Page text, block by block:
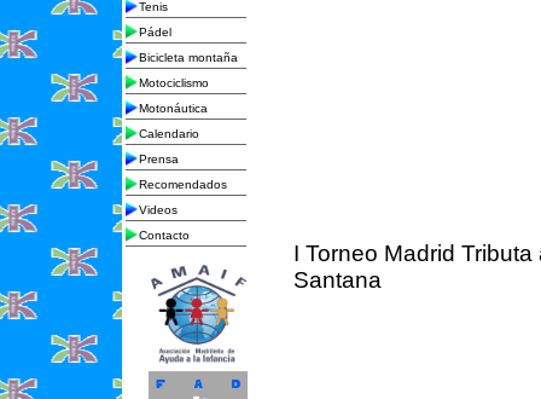
Tenis
Pádel
Bicicleta montaña
Motociclismo
Motonáutica
Calendario
Prensa
Recomendados
Videos
Contacto
I Torneo Madrid Tributa
Santana